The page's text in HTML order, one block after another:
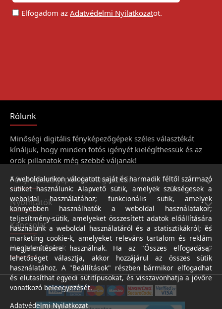
Elfogadom az Adatvédelmi Nyilatkozatot.
Rólunk
Minőségi digitális fényképezőgépek széles választékát
kínáljuk, hogy minden fotós igényét kielégíthessük és az
örök pillanatok még szebbé váljanak!
Fényképezőgépek és kiegészítői
Nyomtatók
Kapcsolat
Hasznos linkek
A weboldalunkon válogatott saját és harmadik féltől származó
sütiket használunk: Alapvető sütik, amelyek szükségesek a
weboldal használatához; funkcionális sütik, amelyek
könnyebben használhatók a weboldal használatakor;
teljesítmény-sütik, amelyeket összesített adatok előállítására
használunk a weboldal használatáról és a statisztikákról; és
marketing cookie-k, amelyeket releváns tartalom és reklám
megjelenítésére használnak. Ha az "Összes elfogadása"
lehetőséget választja, akkor hozzájárul az összes sütik
használatához. A "Beállítások" részben bármikor elfogadhat
és elutasíthat egyedi sütitípusokat, és visszavonhatja a jövőre
vonatkozó beleegyezését.
Adatvédelmi Nyilatkozat